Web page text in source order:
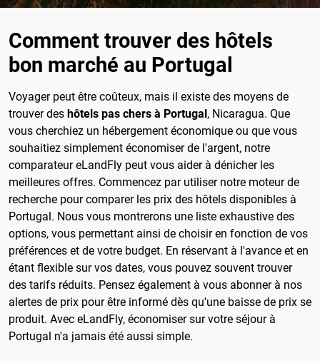
Comment trouver des hôtels
bon marché au Portugal
Voyager peut être coûteux, mais il existe des moyens de
trouver des hôtels pas chers à Portugal , Nicaragua. Que
vous cherchiez un hébergement économique ou que vous
souhaitiez simplement économiser de l'argent, notre
comparateur eLandFly peut vous aider à dénicher les
meilleures offres. Commencez par utiliser notre moteur de
recherche pour comparer les prix des hôtels disponibles à
Portugal. Nous vous montrerons une liste exhaustive des
options, vous permettant ainsi de choisir en fonction de vos
préférences et de votre budget. En réservant à l'avance et en
étant flexible sur vos dates, vous pouvez souvent trouver
des tarifs réduits. Pensez également à vous abonner à nos
alertes de prix pour être informé dès qu'une baisse de prix se
produit. Avec eLandFly, économiser sur votre séjour à
Portugal n'a jamais été aussi simple.